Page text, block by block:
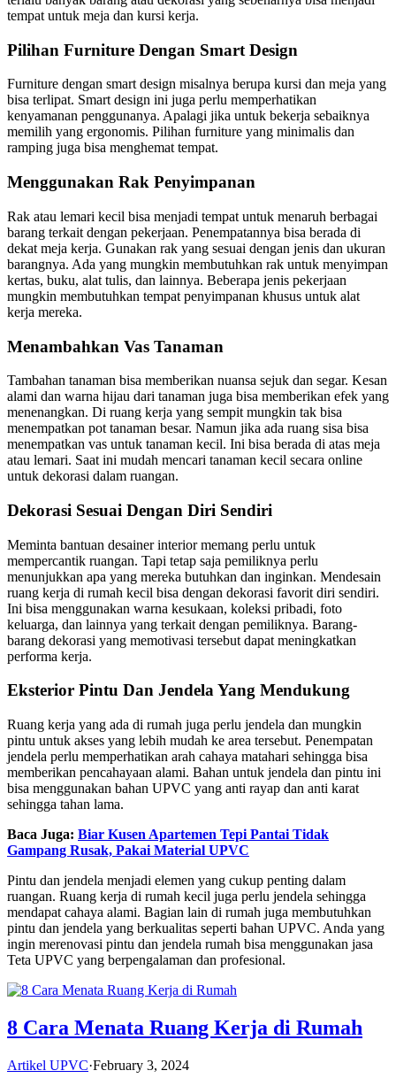
tempat untuk meja dan kursi kerja.
Pilihan Furniture Dengan Smart Design
Furniture dengan smart design misalnya berupa kursi dan meja yang
bisa terlipat. Smart design ini juga perlu memperhatikan
kenyamanan penggunanya. Apalagi jika untuk bekerja sebaiknya
memilih yang ergonomis. Pilihan furniture yang minimalis dan
ramping juga bisa menghemat tempat.
Menggunakan Rak Penyimpanan
Rak atau lemari kecil bisa menjadi tempat untuk menaruh berbagai
barang terkait dengan pekerjaan. Penempatannya bisa berada di
dekat meja kerja. Gunakan rak yang sesuai dengan jenis dan ukuran
barangnya. Ada yang mungkin membutuhkan rak untuk menyimpan
kertas, buku, alat tulis, dan lainnya. Beberapa jenis pekerjaan
mungkin membutuhkan tempat penyimpanan khusus untuk alat
kerja mereka.
Menambahkan Vas Tanaman
Tambahan tanaman bisa memberikan nuansa sejuk dan segar. Kesan
alami dan warna hijau dari tanaman juga bisa memberikan efek yang
menenangkan. Di ruang kerja yang sempit mungkin tak bisa
menempatkan pot tanaman besar. Namun jika ada ruang sisa bisa
menempatkan vas untuk tanaman kecil. Ini bisa berada di atas meja
atau lemari. Saat ini mudah mencari tanaman kecil secara online
untuk dekorasi dalam ruangan.
Dekorasi Sesuai Dengan Diri Sendiri
Meminta bantuan desainer interior memang perlu untuk
mempercantik ruangan. Tapi tetap saja pemiliknya perlu
menunjukkan apa yang mereka butuhkan dan inginkan. Mendesain
ruang kerja di rumah kecil bisa dengan dekorasi favorit diri sendiri.
Ini bisa menggunakan warna kesukaan, koleksi pribadi, foto
keluarga, dan lainnya yang terkait dengan pemiliknya. Barang-
barang dekorasi yang memotivasi tersebut dapat meningkatkan
performa kerja.
Eksterior Pintu Dan Jendela Yang Mendukung
Ruang kerja yang ada di rumah juga perlu jendela dan mungkin
pintu untuk akses yang lebih mudah ke area tersebut. Penempatan
jendela perlu memperhatikan arah cahaya matahari sehingga bisa
memberikan pencahayaan alami. Bahan untuk jendela dan pintu ini
bisa menggunakan bahan UPVC yang anti rayap dan anti karat
sehingga tahan lama.
Baca Juga: Biar Kusen Apartemen Tepi Pantai Tidak
Gampang Rusak, Pakai Material UPVC
Pintu dan jendela menjadi elemen yang cukup penting dalam
ruangan. Ruang kerja di rumah kecil juga perlu jendela sehingga
mendapat cahaya alami. Bagian lain di rumah juga membutuhkan
pintu dan jendela yang berkualitas seperti bahan UPVC. Anda yang
ingin merenovasi pintu dan jendela rumah bisa menggunakan jasa
Teta UPVC yang berpengalaman dan profesional.
8 Cara Menata Ruang Kerja di Rumah
Artikel UPVC·February 3, 2024